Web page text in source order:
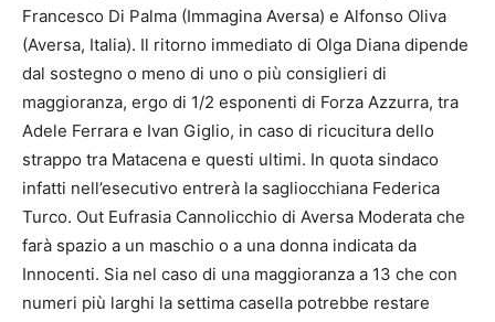
Francesco Di Palma (Immagina Aversa) e Alfonso Oliva
(Aversa, Italia). Il ritorno immediato di Olga Diana dipende
dal sostegno o meno di uno o più consiglieri di
maggioranza, ergo di 1/2 esponenti di Forza Azzurra, tra
Adele Ferrara e Ivan Giglio, in caso di ricucitura dello
strappo tra Matacena e questi ultimi. In quota sindaco
infatti nell’esecutivo entrerà la sagliocchiana Federica
Turco. Out Eufrasia Cannolicchio di Aversa Moderata che
farà spazio a un maschio o a una donna indicata da
Innocenti. Sia nel caso di una maggioranza a 13 che con
numeri più larghi la settima casella potrebbe restare